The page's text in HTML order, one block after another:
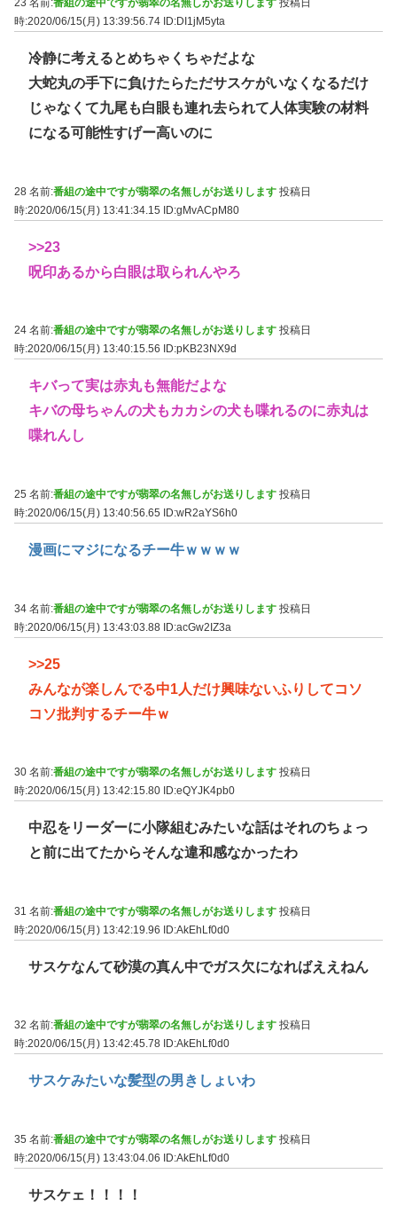
23 名前:番組の途中ですが翡翠の名無しがお送りします 投稿日
時:2020/06/15(月) 13:39:56.74 ID:DI1jM5yta
冷静に考えるとめちゃくちゃだよな
大蛇丸の手下に負けたらただサスケがいなくなるだけ
じゃなくて九尾も白眼も連れ去られて人体実験の材料
になる可能性すげー高いのに
28 名前:番組の途中ですが翡翠の名無しがお送りします 投稿日
時:2020/06/15(月) 13:41:34.15 ID:gMvACpM80
>>23
呪印あるから白眼は取られんやろ
24 名前:番組の途中ですが翡翠の名無しがお送りします 投稿日
時:2020/06/15(月) 13:40:15.56
ID:pKB23NX9d
キバって実は赤丸も無能だよな
キバの母ちゃんの犬もカカシの犬も喋れるのに赤丸は
喋れんし
25 名前:番組の途中ですが翡翠の名無しがお送りします 投稿日
時:2020/06/15(月) 13:40:56.65
ID:wR2aYS6h0
漫画にマジになるチー牛ｗｗｗｗ
34 名前:番組の途中ですが翡翠の名無しがお送りします 投稿日
時:2020/06/15(月) 13:43:03.88 ID:acGw2IZ3a
>>25
みんなが楽しんでる中1人だけ興味ないふりしてコソ
コソ批判するチー牛ｗ
30 名前:番組の途中ですが翡翠の名無しがお送りします 投稿日
時:2020/06/15(月) 13:42:15.80 ID:eQYJK4pb0
中忍をリーダーに小隊組むみたいな話はそれのちょっ
と前に出てたからそんな違和感なかったわ
31 名前:番組の途中ですが翡翠の名無しがお送りします 投稿日
時:2020/06/15(月) 13:42:19.96 ID:AkEhLf0d0
サスケなんて砂漠の真ん中でガス欠になればええねん
32 名前:番組の途中ですが翡翠の名無しがお送りします 投稿日
時:2020/06/15(月) 13:42:45.78 ID:AkEhLf0d0
サスケみたいな髪型の男きしょいわ
35 名前:番組の途中ですが翡翠の名無しがお送りします 投稿日
時:2020/06/15(月) 13:43:04.06
ID:AkEhLf0d0
サスケェ！！！！